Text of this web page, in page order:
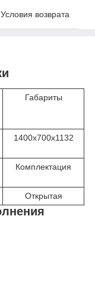
Условия возврата
Габариты
1400х700х1132
Комплектация
Открытая